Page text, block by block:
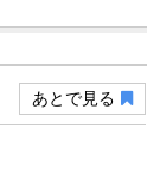
あとで見る